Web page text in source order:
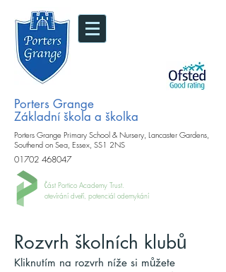
Porters Grange
Základní škola a školka
Porters Grange Primary School & Nursery, Lancaster Gardens,
Southend on Sea, Essex, SS1 2NS
01702 468047
Část Portico Academy Trust.
otevírání dveří, potenciál odemykání
Rozvrh školních klubů
Kliknutím na rozvrh níže si můžete